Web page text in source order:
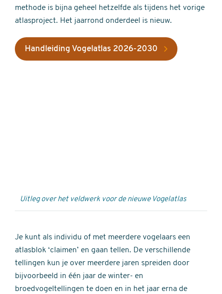
methode is bijna geheel hetzelfde als tijdens het vorige
atlasproject. Het jaarrond onderdeel is nieuw.
Handleiding Vogelatlas 2026-2030
Uitleg over het veldwerk voor de nieuwe Vogelatlas
Je kunt als individu of met meerdere vogelaars een
atlasblok ‘claimen’ en gaan tellen. De verschillende
tellingen kun je over meerdere jaren spreiden door
bijvoorbeeld in één jaar de winter- en
broedvogeltellingen te doen en in het jaar erna de